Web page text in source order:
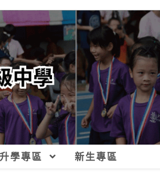
升學專區 新生專區